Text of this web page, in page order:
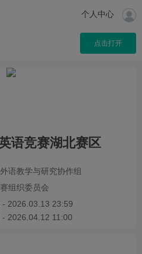
个人中心
点击打开
语竞赛湖北赛区
语教学与研究协作组
组织委员会
2026.03.13 23:59
2026.04.12 11:00